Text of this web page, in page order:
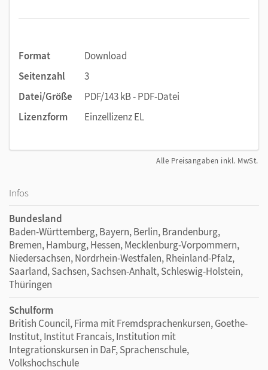
Format
Download
Seitenzahl
3
Datei/Größe
PDF/143 kB - PDF-Datei
Lizenzform
Einzellizenz EL
Alle Preisangaben inkl. MwSt.
Infos
Bundesland
Baden-Württemberg, Bayern, Berlin, Brandenburg,
Bremen, Hamburg, Hessen, Mecklenburg-Vorpommern,
Niedersachsen, Nordrhein-Westfalen, Rheinland-Pfalz,
Saarland, Sachsen, Sachsen-Anhalt, Schleswig-Holstein,
Thüringen
Schulform
British Council, Firma mit Fremdsprachenkursen, Goethe-
Institut, Institut Francais, Institution mit
Integrationskursen in DaF, Sprachenschule,
Volkshochschule